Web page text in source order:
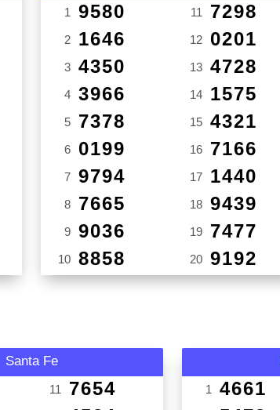
1 9580
2 1646
3 4350
4 3966
5 7378
6 0199
7 9794
8 7665
9 9036
10 8858
11 7298
12 0201
13 4728
14 1575
15 4321
16 7166
17 1440
18 9439
19 7477
20 9192
Santa Fe
11 7654 1 4661